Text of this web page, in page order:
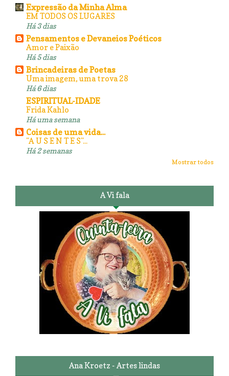
Expressão da Minha Alma
EM TODOS OS LUGARES
Há 3 dias
Pensamentos e Devaneios Poéticos
Amor e Paixão
Há 5 dias
Brincadeiras de Poetas
Uma imagem, uma trova 28
Há 6 dias
ESPIRITUAL-IDADE
Frida Kahlo
Há uma semana
Coisas de uma vida...
"A U S E N T E S"...
Há 2 semanas
Mostrar todos
A Vi fala
Ana Kroetz - Artes lindas